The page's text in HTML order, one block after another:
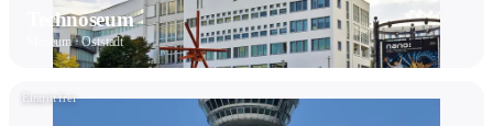
Technoseum
Museum · Oststadt
Eintritt frei